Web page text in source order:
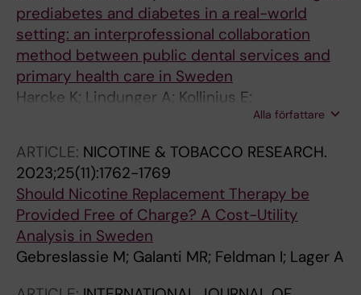
prediabetes and diabetes in a real-world
setting: an interprofessional collaboration
method between public dental services and
primary health care in Sweden
Harcke K; Lindunger A; Kollinius E;
Gebreslassie M; Morawski AU; Nylen C;
Skott P; Stattin NS
Alla författare
ARTICLE: NICOTINE & TOBACCO RESEARCH.
2023;25(11):1762-1769
Should Nicotine Replacement Therapy be
Provided Free of Charge? A Cost-Utility
Analysis in Sweden
Gebreslassie M; Galanti MR; Feldman I; Lager A